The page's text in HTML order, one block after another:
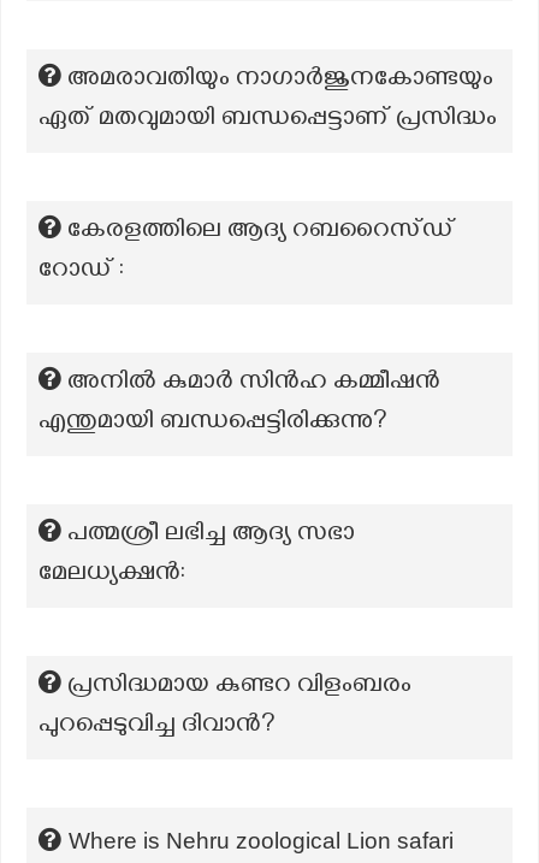
അമരാവതിയും നാഗാർജുനകോണ്ടയും
ഏത് മതവുമായി ബന്ധപ്പെട്ടാണ് പ്രസിദ്ധം
കേരളത്തിലെ ആദ്യ റബറൈസ്ഡ്
റോഡ് :
അനിൽ കുമാർ സിൻഹ കമ്മീഷൻ
എന്തുമായി ബന്ധപ്പെട്ടിരിക്കുന്നു?
പത്മശ്രീ ലഭിച്ച ആദ്യ സഭാ
മേലധ്യക്ഷൻ:
പ്രസിദ്ധമായ കുണ്ടറ വിളംബരം
പുറപ്പെടുവിച്ച ദിവാൻ?
Where is Nehru zoological Lion safari